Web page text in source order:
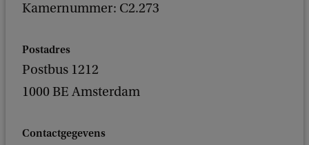
Kamernummer: C2.273
Postadres
Postbus 1212
1000 BE Amsterdam
Contactgegevens